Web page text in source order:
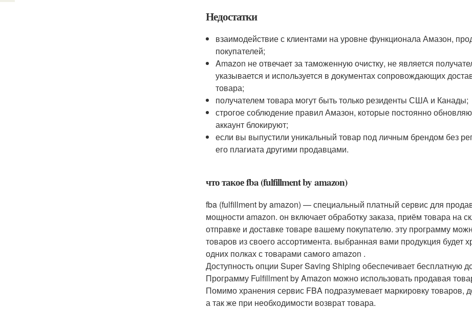
Недостатки
взаимодействие с клиентами на уровне функционала Амазон,
покупателей;
Amazon не отвечает за таможенную очистку, не является
указывается и используется в документах сопровождающих
товара;
получателем товара могут быть только резиденты США и Канады;
строгое соблюдение правил Амазон, которые постоянно
аккаунт блокируют;
если вы выпустили уникальный товар под личным брендом без
его плагиата другими продавцами.
что такое fba (fulfillment by amazon)
fba (fulfillment by amazon) — специальный платный сервис для
мощности amazon. он включает обработку заказа, приём товара на
отправке и доставке товаре вашему покупателю. эту программу
товаров из своего ассортимента. выбранная вами продукция будет
одних полках с товарами самого amazon .
Доступность опции Super Saving Shiping обеспечивает бесплатную
Программу Fulfillment by Amazon можно использовать продавая
Помимо хранения сервис FBA подразумевает маркировку товаров,
а так же при необходимости возврат товара.